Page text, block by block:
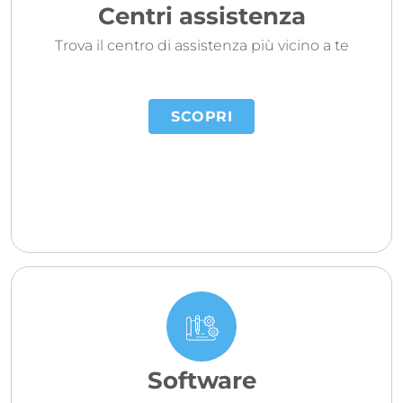
Centri assistenza
Trova il centro di assistenza più vicino a te
SCOPRI
Software